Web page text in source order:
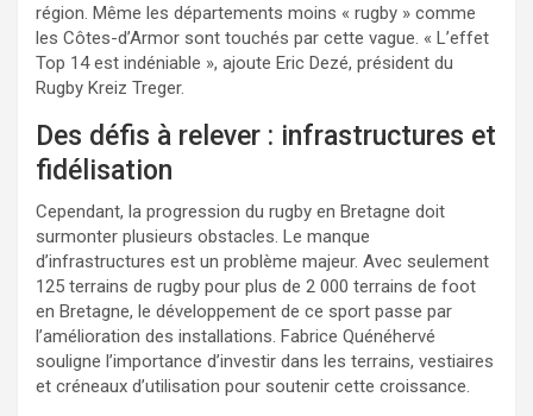
région. Même les départements moins « rugby » comme
les Côtes-d’Armor sont touchés par cette vague. « L’effet
Top 14 est indéniable », ajoute Eric Dezé, président du
Rugby Kreiz Treger.
Des défis à relever : infrastructures et
fidélisation
Cependant, la progression du rugby en Bretagne doit
surmonter plusieurs obstacles. Le manque
d’infrastructures est un problème majeur. Avec seulement
125 terrains de rugby pour plus de 2 000 terrains de foot
en Bretagne, le développement de ce sport passe par
l’amélioration des installations. Fabrice Quénéhervé
souligne l’importance d’investir dans les terrains, vestiaires
et créneaux d’utilisation pour soutenir cette croissance.